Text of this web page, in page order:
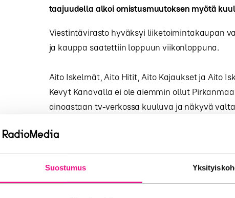
Suostumus
taajuudella alkoi omistusmuutoksen myötä
Viestintävirasto hyväksyi liiketoimintakaupan
ja kauppa saatettiin loppuun viikonloppuna.
Aito Iskelmät, Aito Hitit, Aito Kajaukset ja Aito
Kevyt Kanavalla ei ole aiemmin ollut
ainoastaan tv-verkossa kuuluva ja näkyvä
– Aito Kajauksella on lähettimiä Kotkasta ja
asti, mutta Tampere oli aukko, joka nyt
Harju toteaa. – Uuden radion
Aito Kajauksessa muuallakin Suomessa. Eri